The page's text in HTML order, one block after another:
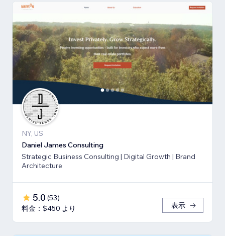
NY, US
Daniel James Consulting
Strategic Business Consulting | Digital Growth | Brand
Architecture
5.0 (53)
料金：$450 より
表示